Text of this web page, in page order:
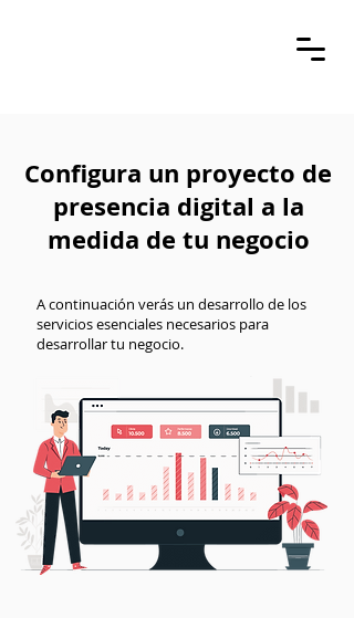
Configura un proyecto de
presencia digital a la
medida de tu negocio
A continuación verás un desarrollo de los
servicios esenciales necesarios para
desarrollar tu negocio.